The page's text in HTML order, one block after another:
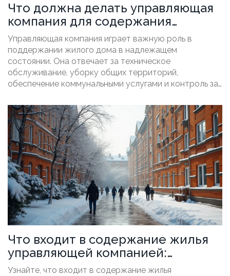
Что должна делать управляющая
компания для содержания
многоквартирного дома
Управляющая компания играет важную роль в
поддержании жилого дома в надлежащем
состоянии. Она отвечает за техническое
обслуживание, уборку общих территорий,
обеспечение коммунальными услугами и контроль за
компания взаимодействует с подрядчиками для
проведения необходимых ремонтов и модернизаций,
а также должна информировать жильцов о
планируемых работах. При правильной организации
работы УК жильцы могут быть уверены в комфортных
и безопасных условиях проживания.
Что входит в содержание жилья
управляющей компанией:
ключевые аспекты
Узнайте, что входит в содержание жилья